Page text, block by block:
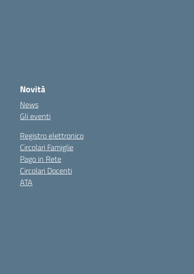
Novità
News
Gli eventi
Registro elettronico
Circolari Famiglie
Pago in Rete
Circolari Docenti
ATA